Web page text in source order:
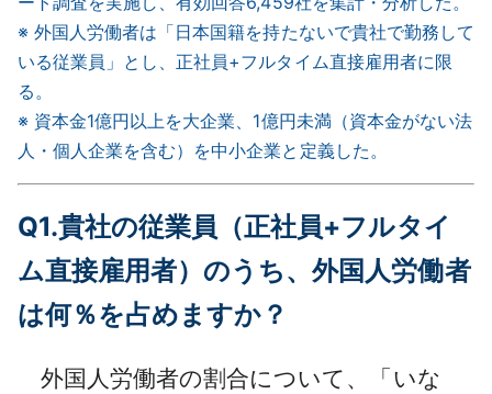
※ 外国人労働者は「日本国籍を持たないで貴社で勤務して
いる従業員」とし、正社員+フルタイム直接雇用者に限
る。
※ 資本金1億円以上を大企業、1億円未満（資本金がない法
人・個人企業を含む）を中小企業と定義した。
Q1.貴社の従業員（正社員+フルタイ
ム直接雇用者）のうち、外国人労働者
は何％を占めますか？
外国人労働者の割合について、「いな